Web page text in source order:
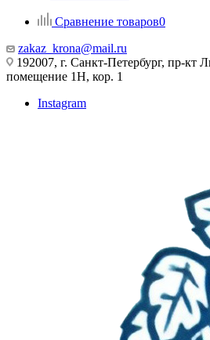
Сравнение товаров0
zakaz_krona@mail.ru
192007, г. Санкт-Петербург, пр-кт
помещение 1Н, кор. 1
Instagram